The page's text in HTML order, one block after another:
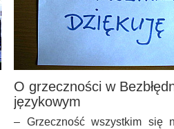
O grzeczności w
językowym
– Grzeczność wszystkim się